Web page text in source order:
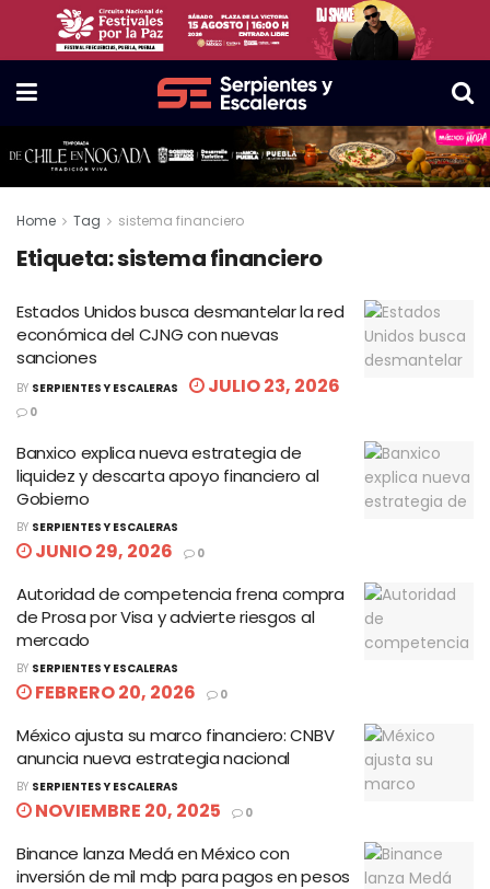
Home Tag sistema financiero
Etiqueta:sistema financiero
Estados Unidos busca desmantelar la red
económica del CJNG con nuevas
sanciones
BY SERPIENTES Y ESCALERAS JULIO 23, 2026
0
Banxico explica nueva estrategia de
liquidez y descarta apoyo financiero al
Gobierno
BY SERPIENTES Y ESCALERAS
JUNIO 29, 2026 0
Autoridad de competencia frena compra
de Prosa por Visa y advierte riesgos al
mercado
BY SERPIENTES Y ESCALERAS
FEBRERO 20, 2026 0
México ajusta su marco financiero: CNBV
anuncia nueva estrategia nacional
BY SERPIENTES Y ESCALERAS
NOVIEMBRE 20, 2025 0
Binance lanza Medá en México con
inversión de mil mdp para pagos en pesos